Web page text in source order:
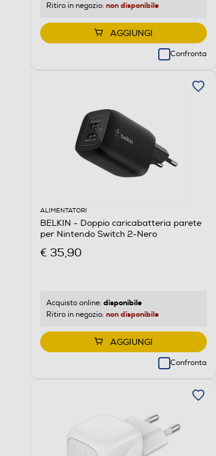
Ritiro in negozio: non disponibile
AGGIUNGI
Confronta
ALIMENTATORI
BELKIN - Doppio caricabatteria parete
per Nintendo Switch 2-Nero
€ 35,90
Acquisto online: disponibile
Ritiro in negozio: non disponibile
AGGIUNGI
Confronta